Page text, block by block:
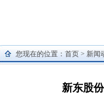
您现在的位置： 首页 > 新闻
新东股